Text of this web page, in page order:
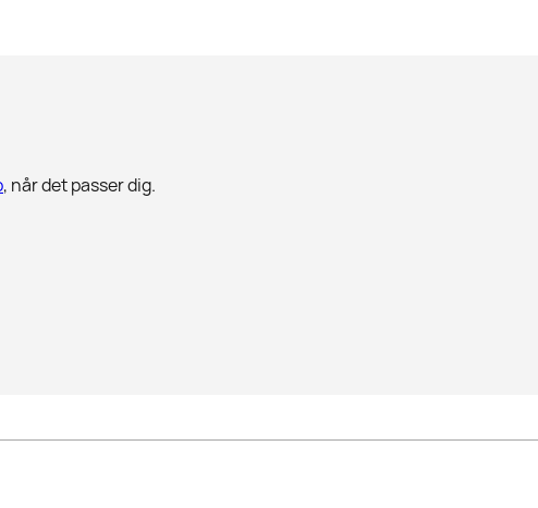
, når det passer dig.